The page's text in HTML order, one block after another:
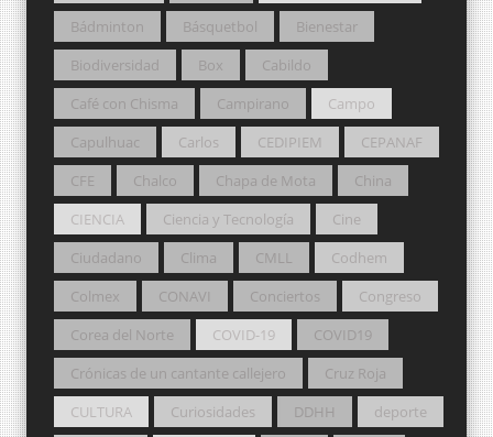
Bádminton
Básquetbol
Bienestar
Biodiversidad
Box
Cabildo
Café con Chisma
Campirano
Campo
Capulhuac
Carlos CEDIPIEM
CEPANAF
CFE
Chalco Chapa de Mota
China
CIENCIA
Ciencia y Tecnología
Cine
Ciudadano
Clima CMLL
Codhem
Colmex
CONAVI Conciertos
Congreso
Corea del Norte
COVID-19
COVID19
Crónicas de un cantante callejero
Cruz Roja
CULTURA
Curiosidades DDHH
deporte